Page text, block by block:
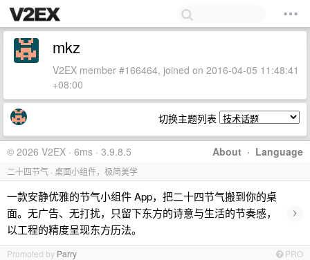
mkz
V2EX member #166464, joined on 2016-04-05 11:48:41
+08:00
切换主题列表
About · Language
© 2026 V2EX · 6ms · 3.9.8.5
二十四节气 · 桌面小组件，极简美学
一款安静优雅的节气小组件 App，把二十四节气搬到你的桌
面。无广告、无打扰，只留下东方的诗意与生活的节奏感，
以工程的精度呈现东方历法。
›
Promoted by Parry PRO